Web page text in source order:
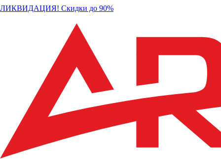
ЛИКВИДАЦИЯ! Скидки до 90%